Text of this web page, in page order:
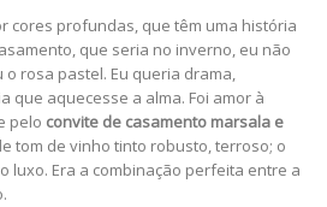
cores profundas, que têm uma história
que seria no inverno, eu não
rosa pastel. Eu queria drama,
que aquecesse a alma. Foi amor à
pelo convite de casamento marsala e
tom de vinho tinto robusto, terroso; o
luxo. Era a combinação perfeita entre a